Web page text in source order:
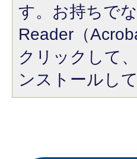
す。お持ちで
Reader（
クリックして
ンストールし